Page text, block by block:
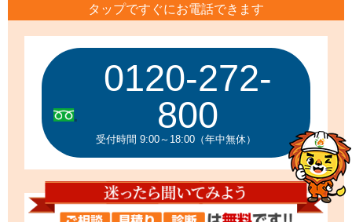
タップですぐにお電話できます
0120-272-
800
受付時間 9:00～18:00（年中無休）